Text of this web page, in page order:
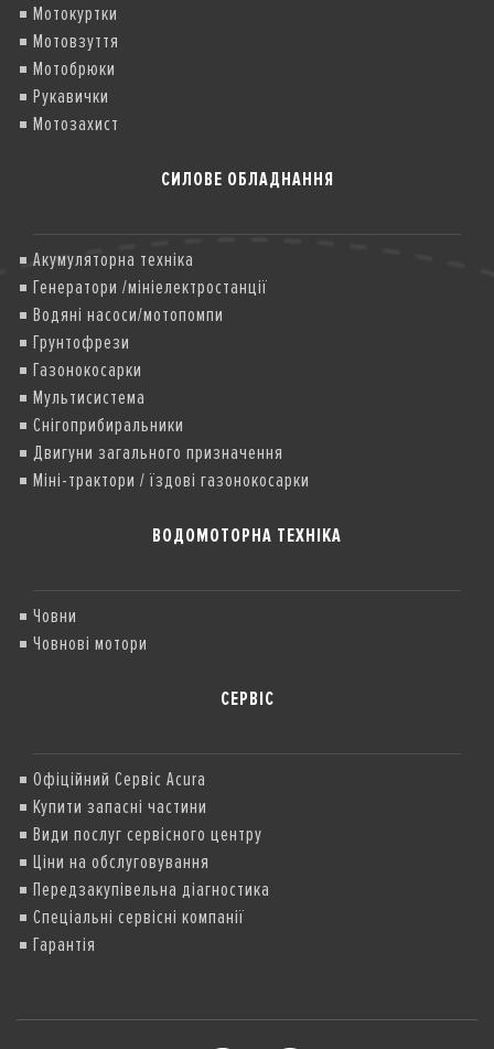
Мотокуртки
Мотовзуття
Мотобрюки
Рукавички
Мотозахист
СИЛОВЕ ОБЛАДНАННЯ
Акумуляторна техніка
Генератори /мініелектростанції
Водяні насоси/мотопомпи
Грунтофрези
Газонокосарки
Мультисистема
Снігоприбиральники
Двигуни загального призначення
Міні-трактори / їздові газонокосарки
ВОДОМОТОРНА ТЕХНІКА
Човни
Човнові мотори
СЕРВІС
Офіційний Сервіс Acura
Купити запасні частини
Види послуг сервісного центру
Ціни на обслуговування
Передзакупівельна діагностика
Спеціальні сервісні компанії
Гарантія